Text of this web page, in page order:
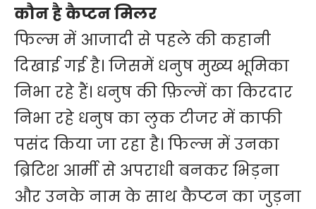
कौन है कैप्टन मिलर
फिल्म में आजादी से पहले की कहानी
दिखाई गई है। जिसमें धनुष मुख्य भूमिका
निभा रहे हैं। धनुष की फ़िल्में का किरदार
निभा रहे धनुष का लुक टीजर में काफी
पसंद किया जा रहा है। फिल्म में उनका
ब्रिटिश आर्मी से अपराधी बनकर भिड़ना
और उनके नाम के साथ कैप्टन का जुड़ना